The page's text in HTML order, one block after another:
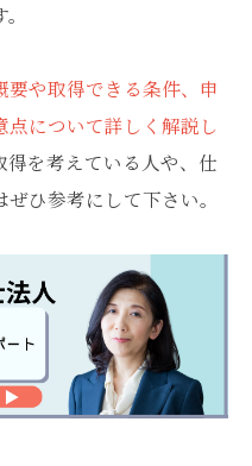
要や取得できる条件、申
について詳しく解説し
得を考えている人や、仕
ひ参考にして下さい。